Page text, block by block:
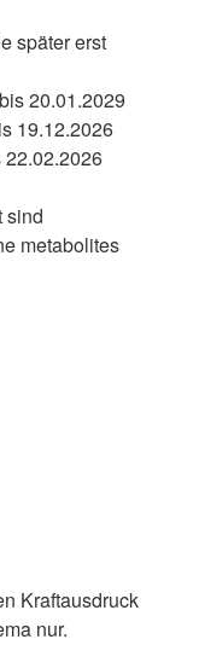
später erst
20.01.2029
19.12.2026
22.02.2026
sind
metabolites
Kraftausdruck
nur.